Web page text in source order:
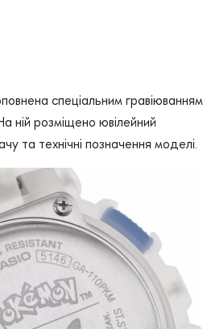
спеціальним гравіюванням
На ній розміщено ювілейний
та технічні позначення моделі.